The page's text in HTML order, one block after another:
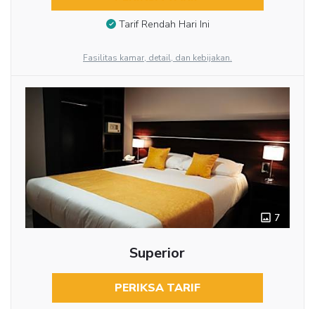
Tarif Rendah Hari Ini
Fasilitas kamar, detail, dan kebijakan.
7
Superior
PERIKSA TARIF